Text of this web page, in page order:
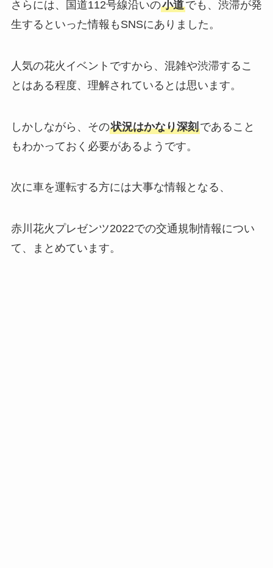
さらには、国道112号線沿いの小道でも、渋滞が発
生するといった情報もSNSにありました。
人気の花火イベントですから、混雑や渋滞するこ
とはある程度、理解されているとは思います。
しかしながら、その状況はかなり深刻であること
もわかっておく必要があるようです。
次に車を運転する方には大事な情報となる、
赤川花火プレゼンツ2022での交通規制情報につい
て、まとめています。